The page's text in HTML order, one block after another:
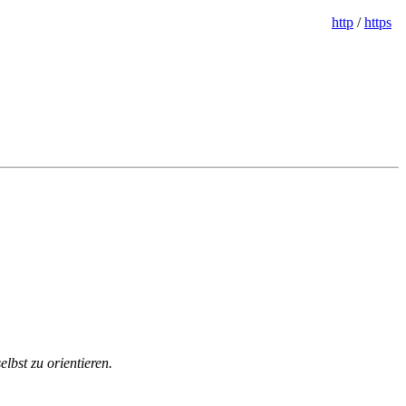
http /https
zu orientieren.